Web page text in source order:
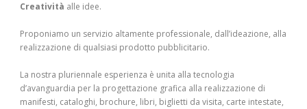
Creatività alle idee.
Proponiamo un servizio altamente professionale, dall’ideazione, alla
realizzazione di qualsiasi prodotto pubblicitario.
La nostra pluriennale esperienza è unita alla tecnologia
d’avanguardia per la progettazione grafica alla realizzazione di
manifesti, cataloghi, brochure, libri, biglietti da visita, carte intestate,